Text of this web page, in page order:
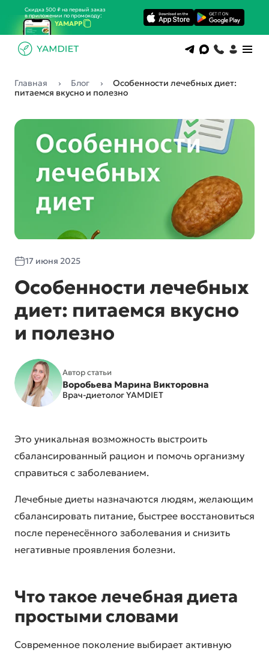
Скидка 500 ₽ на первый заказ
в приложении по промокоду:
YAMAPP
Главная Блог
Особенности лечебных диет:
питаемся вкусно и полезно
17 июня 2025
Особенности лечебных
диет: питаемся вкусно
и полезно
Автор статьи
Воробьева Марина Викторовна
Врач-диетолог YAMDIET
Это уникальная возможность выстроить
сбалансированный рацион и помочь организму
справиться с заболеванием.
Лечебные диеты назначаются людям, желающим
сбалансировать питание, быстрее восстановиться
после перенесённого заболевания и снизить
негативные проявления болезни.
Что такое лечебная диета
простыми словами
Современное поколение выбирает активную